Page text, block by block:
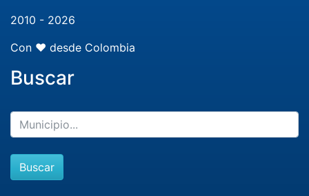
2010 - 2026
Con ❤️ desde Colombia
Buscar
Buscar